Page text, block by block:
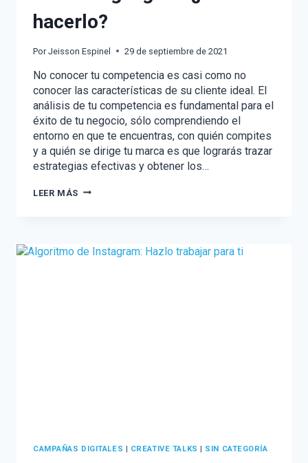
hacerlo?
Por Jeisson Espinel 29 de septiembre de 2021
No conocer tu competencia es casi como no
conocer las características de su cliente ideal. El
análisis de tu competencia es fundamental para el
éxito de tu negocio, sólo comprendiendo el
entorno en que te encuentras, con quién compites
y a quién se dirige tu marca es que lograrás trazar
estrategias efectivas y obtener los…
LEER MÁS EL
EN
CAMPAÑAS DIGITALES CREATIVE TALKS SIN CATEGORÍA